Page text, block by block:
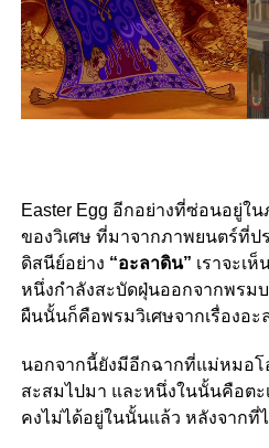
Easter Egg อีกอย่างที่ซ่อนอยู่ใ
ของวิเศษ ที่มาจากภาพยนตร์ที่ป
ดิสนีย์อย่าง “อะลาดิน” เราจะเ
หนึ่งกำลังสะบัดฝุ่นออกจากพรม
ผืนนั้นก็คือพรมวิเศษจากเรื่องอะ
นอกจากนี้ยังมีอีกฉากที่แม่หมอโ
สะสมไปมา และหนึ่งในนั้นคือตะ
คงไม่ได้อยู่ในนั้นแล้ว หลังจากที่